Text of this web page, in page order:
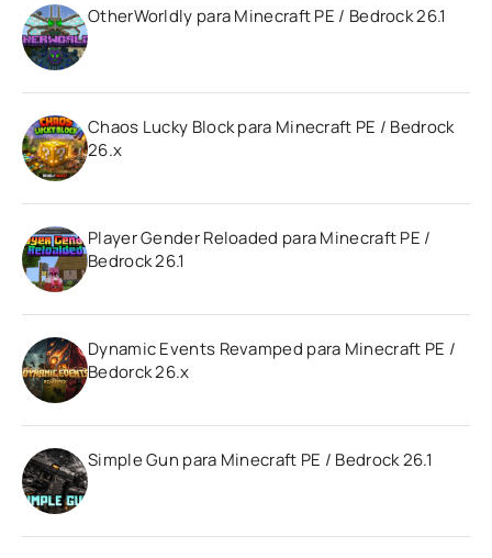
OtherWorldly para Minecraft PE / Bedrock 26.1
Chaos Lucky Block para Minecraft PE / Bedrock
26.x
Player Gender Reloaded para Minecraft PE /
Bedrock 26.1
Dynamic Events Revamped para Minecraft PE /
Bedorck 26.x
Simple Gun para Minecraft PE / Bedrock 26.1